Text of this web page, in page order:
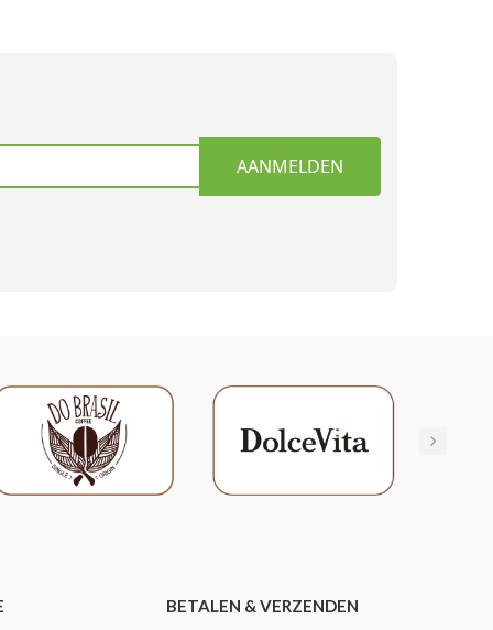
AANMELDEN
BETALEN & VERZENDEN